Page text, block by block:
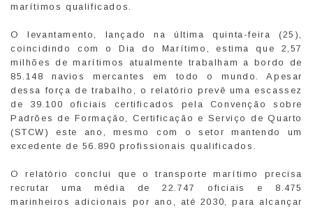
marítimos qualificados.
O levantamento, lançado na última quinta-feira (25),
coincidindo com o Dia do Marítimo, estima que 2,57
milhões de marítimos atualmente trabalham a bordo de
85.148 navios mercantes em todo o mundo. Apesar
dessa força de trabalho, o relatório prevê uma escassez
de 39.100 oficiais certificados pela Convenção sobre
Padrões de Formação, Certificação e Serviço de Quarto
(STCW) este ano, mesmo com o setor mantendo um
excedente de 56.890 profissionais qualificados.
O relatório conclui que o transporte marítimo precisa
recrutar uma média de 22.747 oficiais e 8.475
marinheiros adicionais por ano, até 2030, para alcançar